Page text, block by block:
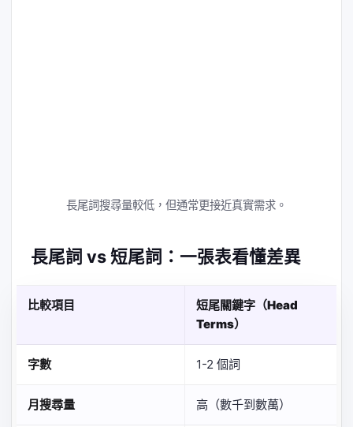
長尾詞搜尋量較低，但通常更接近真實需求。
長尾詞 vs 短尾詞：一張表看懂差異
比較項目
短尾關鍵字（Head
Terms）
字數 1-2 個詞
月搜尋量 高（數千到數萬）